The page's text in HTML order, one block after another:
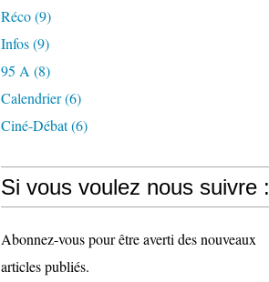
Réco(9)
Infos(9)
95 A (8)
Calendrier(6)
Ciné-Débat(6)
Si vous voulez nous suivre :
Abonnez-vous pour être averti des nouveaux
articles publiés.